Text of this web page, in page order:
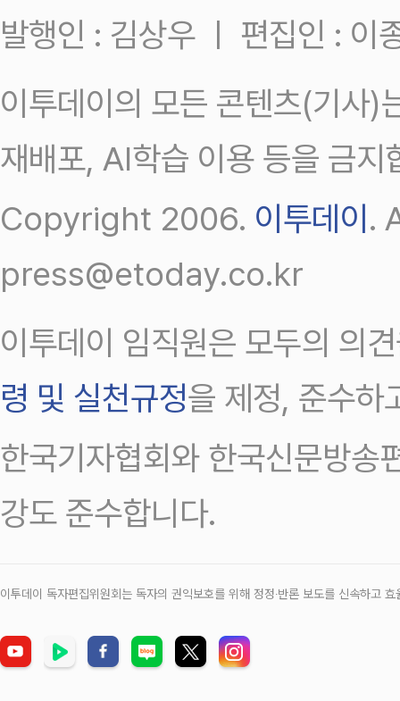
발행인 : 김상우 ㅣ 편집인 : 이
이투데이의 모든 콘텐츠(기사)
재배포, AI학습 이용 등을 금지
Copyright 2006. 이투데이.
press@etoday.co.kr
이투데이 임직원은 모두의 의
령 및 실천규정을 제정, 준수하
한국기자협회와 한국신문방송
강도 준수합니다.
이투데이 독자편집위원회는 독자의 권익보호를 위해 정정‧반론 보도를 신속하고